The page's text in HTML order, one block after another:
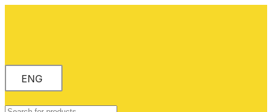
ENG